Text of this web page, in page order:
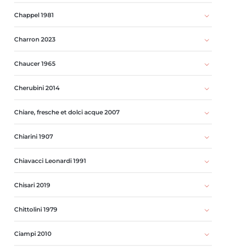
Chappel 1981
Charron 2023
Chaucer 1965
Cherubini 2014
Chiare, fresche et dolci acque 2007
Chiarini 1907
Chiavacci Leonardi 1991
Chisari 2019
Chittolini 1979
Ciampi 2010